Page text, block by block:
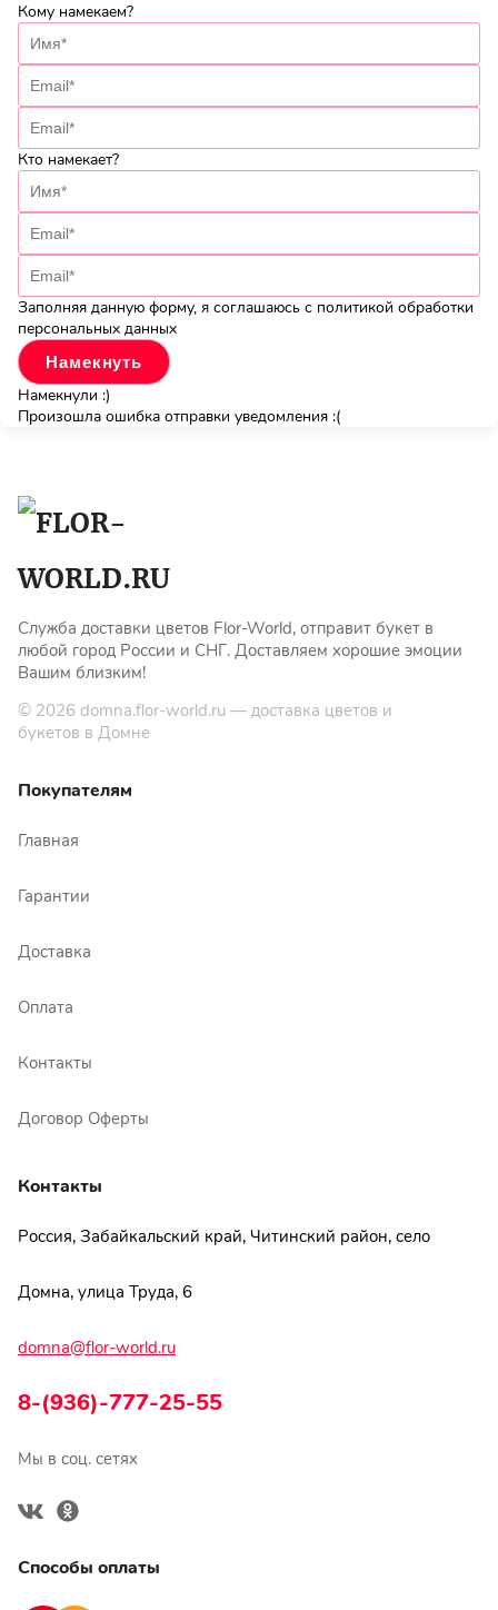
Кому намекаем?
Кто намекает?
Заполняя данную форму, я соглашаюсь с политикой обработки
персональных данных
Намекнули :)
Произошла ошибка отправки уведомления :(
Служба доставки цветов Flor-World, отправит букет в
любой город России и СНГ. Доставляем хорошие эмоции
Вашим близким!
© 2026 domna.flor-world.ru — доставка цветов и
букетов в Домне
Покупателям
Главная
Гарантии
Доставка
Оплата
Контакты
Договор Оферты
Контакты
Россия, Забайкальский край, Читинский район, село
Домна, улица Труда, 6
domna@flor-world.ru
8-(936)-777-25-55
Мы в соц. сетях
Способы оплаты